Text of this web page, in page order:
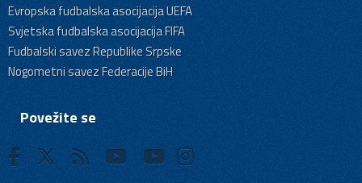
Evropska fudbalska asocijacija UEFA
Svjetska fudbalska asocijacija FIFA
Fudbalski savez Republike Srpske
Nogometni savez Federacije BiH
Povežite se